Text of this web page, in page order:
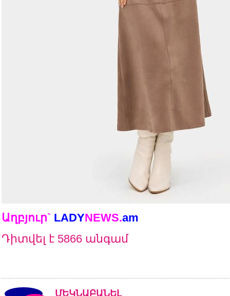
Աղբյուր` LADYNEWS.am
Դիտվել է 5866 անգամ
ՄԵԿՆԱԲԱՆԵԼ